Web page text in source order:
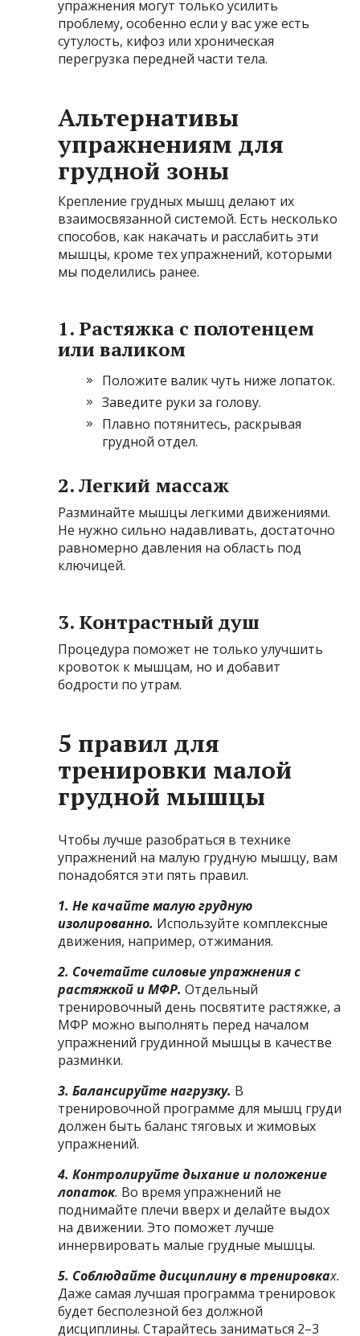
упражнения могут только усилить
проблему, особенно если у вас уже есть
сутулость, кифоз или хроническая
перегрузка передней части тела.
Альтернативы
упражнениям для
грудной зоны
Крепление грудных мышц делают их
взаимосвязанной системой. Есть несколько
способов, как накачать и расслабить эти
мышцы, кроме тех упражнений, которыми
мы поделились ранее.
1. Растяжка с полотенцем
или валиком
Положите валик чуть ниже лопаток.
Заведите руки за голову.
Плавно потянитесь, раскрывая
грудной отдел.
2. Легкий массаж
Разминайте мышцы легкими движениями.
Не нужно сильно надавливать, достаточно
равномерно давления на область под
ключицей.
3. Контрастный душ
Процедура поможет не только улучшить
кровоток к мышцам, но и добавит
бодрости по утрам.
5 правил для
тренировки малой
грудной мышцы
Чтобы лучше разобраться в технике
упражнений на малую грудную мышцу, вам
понадобятся эти пять правил.
1. Не качайте малую грудную
изолированно. Используйте комплексные
движения, например, отжимания.
2. Сочетайте силовые упражнения с
растяжкой и МФР.Отдельный
тренировочный день посвятите растяжке, а
МФР можно выполнять перед началом
упражнений грудинной мышцы в качестве
разминки.
3. Балансируйте нагрузку. В
тренировочной программе для мышц груди
должен быть баланс тяговых и жимовых
упражнений.
4. Контролируйте дыхание и положение
лопаток. Во время упражнений не
поднимайте плечи вверх и делайте выдох
на движении. Это поможет лучше
иннервировать малые грудные мышцы.
5. Соблюдайте дисциплину в тренировках.
Даже самая лучшая программа тренировок
будет бесполезной без должной
дисциплины. Старайтесь заниматься 2–3